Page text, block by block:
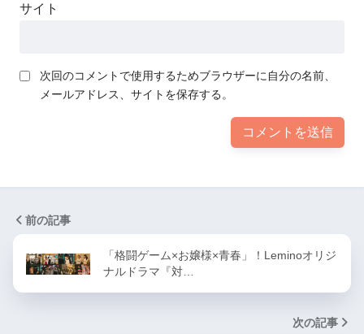
サイト
次回のコメントで使用するためブラウザーに自分の名前、
メールアドレス、サイトを保存する。
前の記事
「格闘ゲーム×お嬢様×青春」！Leminoオリジ
ナルドラマ『対…
次の記事